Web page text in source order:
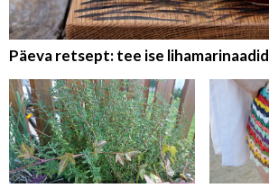
Päeva retsept: tee ise lihamarinaadid